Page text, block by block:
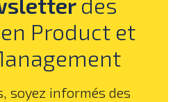
Product et
soyez informés des